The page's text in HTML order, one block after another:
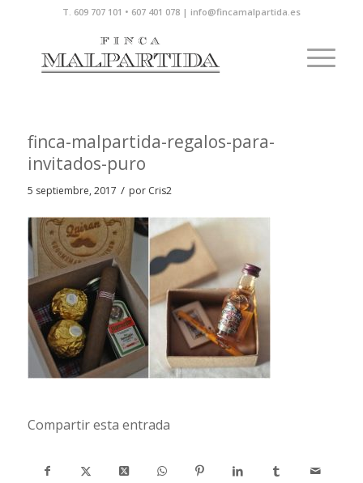
T. 609 707 101 • 607 401 078 | info@fincamalpartida.es
finca-malpartida-regalos-para-
invitados-puro
5 septiembre, 2017 / por Cris2
Compartir esta entrada